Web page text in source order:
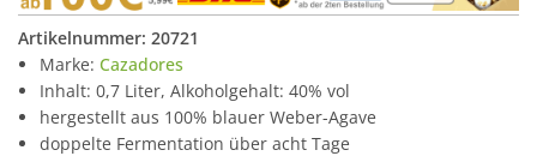
Artikelnummer: 20721
Marke: Cazadores
Inhalt: 0,7 Liter, Alkoholgehalt: 40% vol
hergestellt aus 100% blauer Weber-Agave
doppelte Fermentation über acht Tage